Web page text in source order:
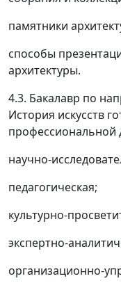
памятники
способы
архитектуры.
4.3. Бакалавр по
История искусств
профессиональной
научно-
педагогическая;
культурно-
экспертно-
организационно-